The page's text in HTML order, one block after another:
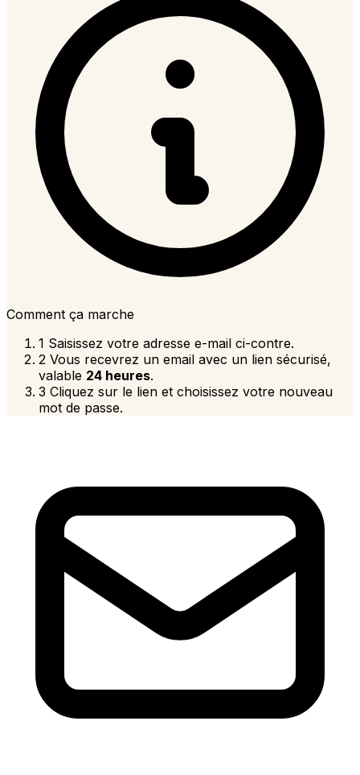
Comment ça marche
1 Saisissez votre adresse e-mail ci-contre.
2 Vous recevrez un email avec un lien sécurisé,
valable 24 heures.
3 Cliquez sur le lien et choisissez votre nouveau
mot de passe.